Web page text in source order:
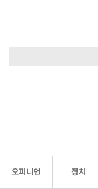
오피니언 정치